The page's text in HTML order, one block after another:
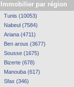
Immobilier par région
Tunis (10053)
Nabeul (7584)
Ariana (4711)
Ben arous (3677)
Sousse (1675)
Bizerte (678)
Manouba (617)
Sfax (346)